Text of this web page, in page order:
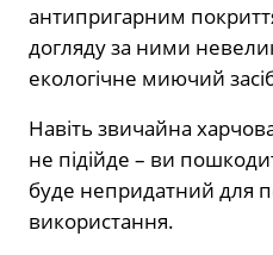
антипригарним
догляду за ними
екологічне миючий
Навіть звичайна
не підійде – ви
буде непридатний для
використання.